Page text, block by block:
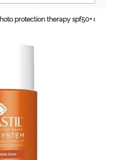
protection therapy spf50+